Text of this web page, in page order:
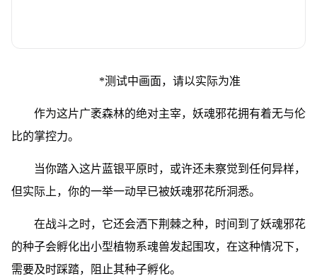
*测试中画面，请以实际为准
作为这片广袤森林的绝对主宰，妖魂邪花拥有着无与伦
比的掌控力。
当你踏入这片蓝银平原时，或许还未察觉到任何异样，
但实际上，你的一举一动早已被妖魂邪花所洞悉。
在战斗之时，它还会洒下荆棘之种，时间到了妖魂邪花
的种子会孵化出小型植物系魂兽发起围攻，在这种情况下，
需要及时踩踏，阻止其种子孵化。